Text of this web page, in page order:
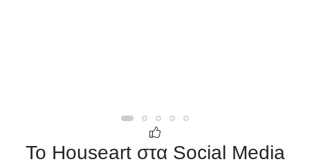
Το Houseart στα Social Media